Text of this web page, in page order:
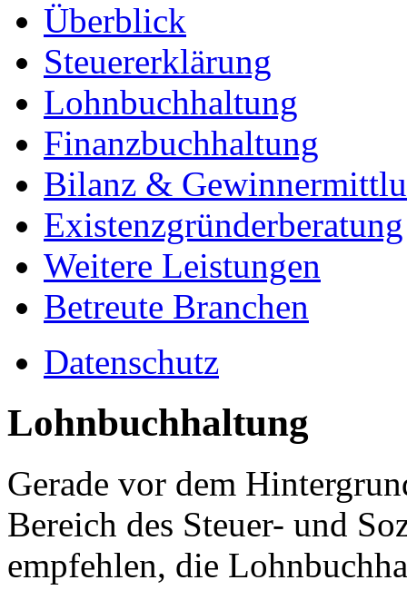
Überblick
Steuererklärung
Lohnbuchhaltung
Finanzbuchhaltung
Bilanz &
Existenzgründerberatung
Weitere Leistungen
Betreute Branchen
Datenschutz
Lohnbuchhaltung
Gerade vor dem
Bereich des Steuer- und
empfehlen, die